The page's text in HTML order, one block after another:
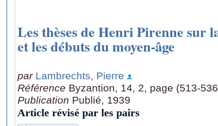
Les thèses de Henri Pirenne sur
et les débuts du moyen-âge
par Lambrechts, Pierre
Référence Byzantion, 14, 2, page (513-
Publication Publié, 1939
Article révisé par les pairs